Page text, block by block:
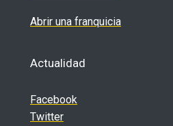
Abrir una franquicia
Actualidad
Facebook
Twitter